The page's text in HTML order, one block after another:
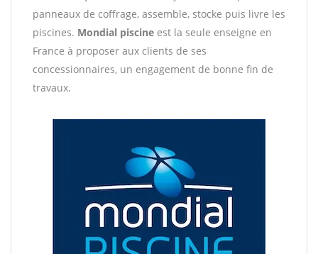
panneaux de coffrage, assemble, stocke puis livre les
piscines. Mondial piscine est la seule enseigne en
France à proposer aux clients de ses
concessionnaires, un engagement de bonne fin de
travaux.